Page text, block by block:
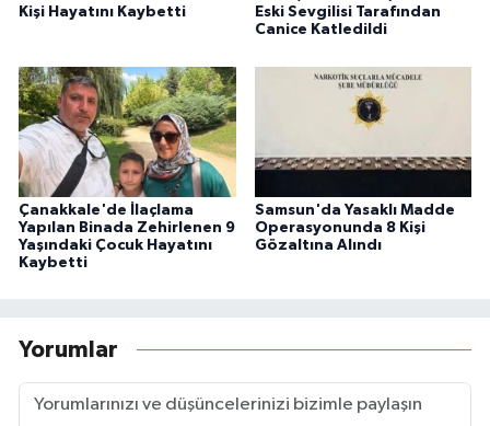
Kişi Hayatını Kaybetti
Eski Sevgilisi Tarafından
Canice Katledildi
Çanakkale'de İlaçlama
Yapılan Binada Zehirlenen 9
Yaşındaki Çocuk Hayatını
Kaybetti
Samsun'da Yasaklı Madde
Operasyonunda 8 Kişi
Gözaltına Alındı
Yorumlar